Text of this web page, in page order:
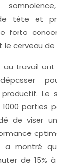
tête et
forte
cerveau de
travail ont
Le
parties
de viser
a montré
de 15%